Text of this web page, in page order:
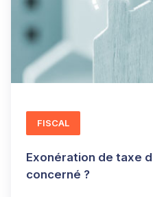
Exonération de taxe
concerné ?
FISCAL